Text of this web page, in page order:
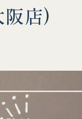
店)